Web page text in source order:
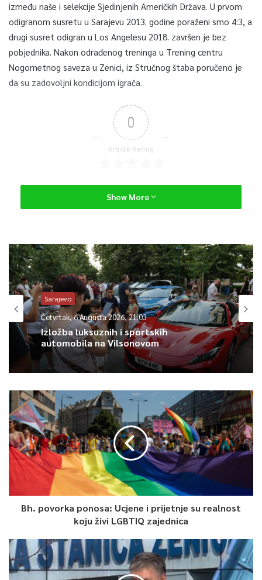
između naše i selekcije Sjedinjenih Američkih Država. U prvom
odigranom susretu u Sarajevu 2013. godine poraženi smo 4:3, a
drugi susret odigran u Los Angelesu 2018. završen je bez
pobjednika. Nakon odrađenog treninga u Trening centru
Nogometnog saveza u Zenici, iz Stručnog štaba poručeno je
da su zadovoljni kondicijom igrača.
0
Article Rating
Show More
Sarajevo
Četvrtak, 6 Augusta 2026, 21:03
Izložba luksuznih i sportskih
automobila na Vilsonovom
Bh. povorka ponosa: Ucjene i prijetnje su realnost
koju živi LGBTIQ zajednica